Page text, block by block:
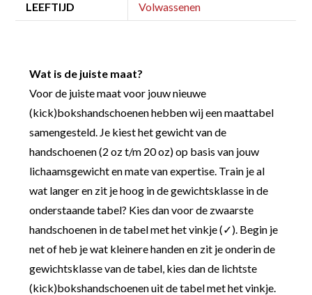
LEEFTIJD Volwassenen
Wat is de juiste maat?
Voor de juiste maat voor jouw nieuwe
(kick)bokshandschoenen hebben wij een maattabel
samengesteld. Je kiest het gewicht van de
handschoenen (2 oz t/m 20 oz) op basis van jouw
lichaamsgewicht en mate van expertise. Train je al
wat langer en zit je hoog in de gewichtsklasse in de
onderstaande tabel? Kies dan voor de zwaarste
handschoenen in de tabel met het vinkje (✓). Begin je
net of heb je wat kleinere handen en zit je onderin de
gewichtsklasse van de tabel, kies dan de lichtste
(kick)bokshandschoenen uit de tabel met het vinkje.